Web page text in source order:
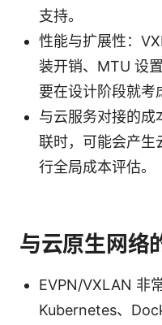
支持。
性能与扩展性：
装开销、MTU 设
要在设计阶段就考
与云服务对接的成
联时，可能会产生
行全局成本评估。
与云原生网络
EVPN/VXLAN 非
Kubernetes、